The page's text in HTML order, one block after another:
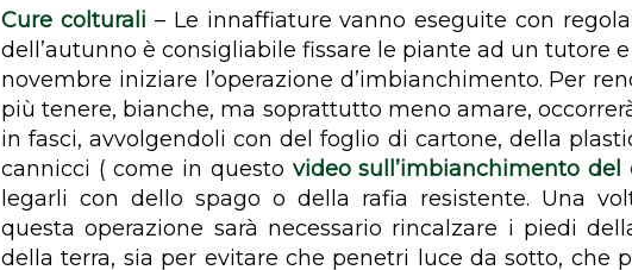
Cure colturali – Le innaffiature vanno eseguite con
dell’autunno è consigliabile fissare le piante ad un tutore
novembre iniziare l’operazione d’imbianchimento. Per
più tenere, bianche, ma soprattutto meno amare,
in fasci, avvolgendoli con del foglio di cartone, della
cannicci ( come in questo video sull’imbianchimento del
legarli con dello spago o della rafia resistente. Una
questa operazione sarà necessario rincalzare i piedi
della terra, sia per evitare che penetri luce da sotto, che